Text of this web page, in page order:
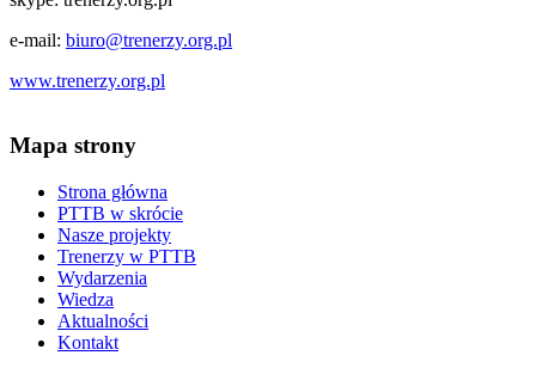
e-mail: biuro@trenerzy.org.pl
www.trenerzy.org.pl
Mapa strony
Strona główna
PTTB w skrócie
Nasze projekty
Trenerzy w PTTB
Wydarzenia
Wiedza
Aktualności
Kontakt